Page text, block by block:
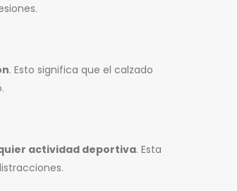
. Esto significa que el calzado
actividad deportiva. Esta